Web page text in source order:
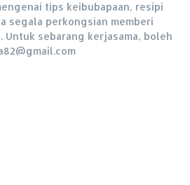
tips keibubapaan, resipi
segala perkongsian memberi
Untuk sebarang kerjasama, boleh